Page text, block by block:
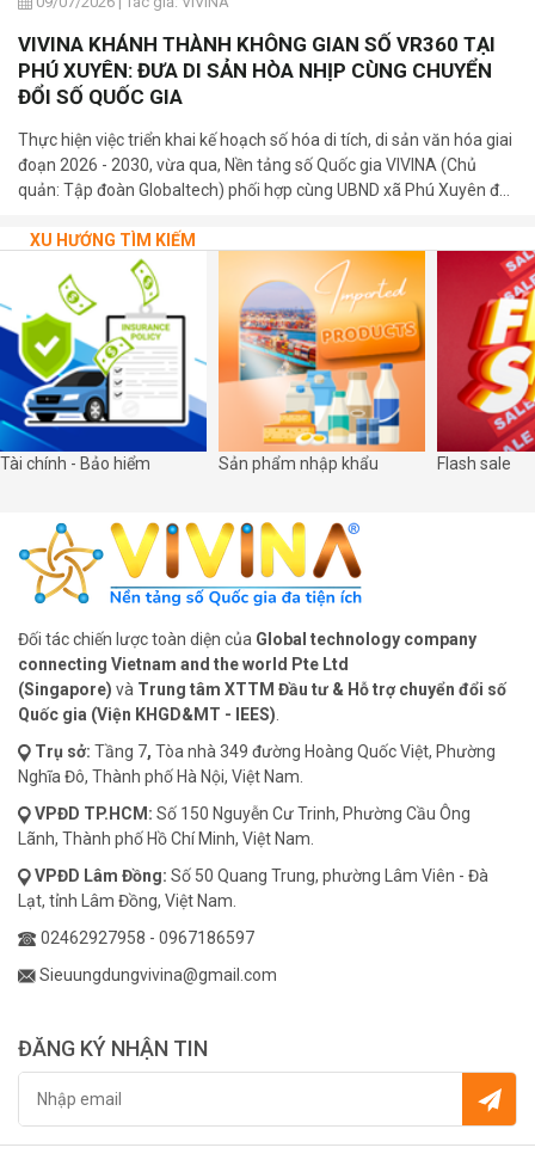
VIVINA KHÁNH THÀNH KHÔNG GIAN SỐ VR360 TẠI
PHÚ XUYÊN: ĐƯA DI SẢN HÒA NHỊP CÙNG CHUYỂN
ĐỔI SỐ QUỐC GIA
Thực hiện việc triển khai kế hoạch số hóa di tích, di sản văn hóa giai
đoạn 2026 - 2030, vừa qua, Nền tảng số Quốc gia VIVINA (Chủ
quản: Tập đoàn Globaltech) phối hợp cùng UBND xã Phú Xuyên đã
hóa tại các di tích cấp Quốc gia trên địa bàn xã.
XU HƯỚNG TÌM KIẾM
Tài chính - Bảo hiểm Sản phẩm nhập khẩu Flash sale
Đối tác chiến lược toàn diện của Global technology company
connecting Vietnam and the world Pte Ltd
(Singapore) và Trung tâm XTTM Đầu tư & Hỗ trợ chuyển đổi số
Quốc gia (Viện KHGD&MT - IEES)
Trụ sở: Tầng 7, Tòa nhà 349 đường Hoàng Quốc Việt, Phường
Nghĩa Đô, Thành phố Hà Nội, Việt Nam.
VPĐD TP.HCM: Số 150 Nguyễn Cư Trinh, Phường Cầu Ông
Lãnh, Thành phố Hồ Chí Minh, Việt Nam.
VPĐD Lâm Đồng: Số 50 Quang Trung, phường Lâm Viên - Đà
Lạt, tỉnh Lâm Đồng, Việt Nam.
02462927958 - 0967186597
Sieuungdungvivina@gmail.com
ĐĂNG KÝ NHẬN TIN